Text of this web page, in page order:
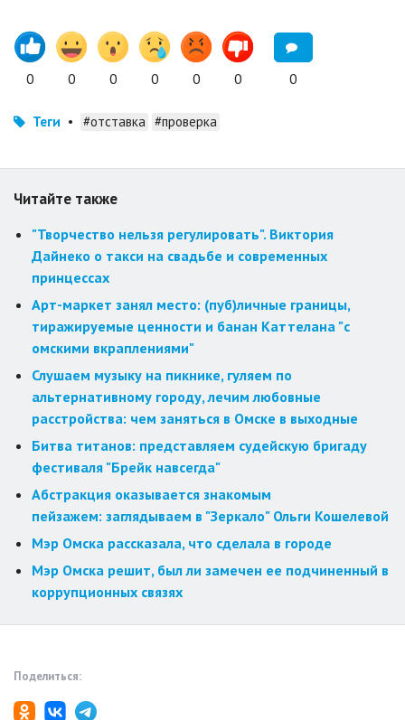
0 0 0 0 0 0 0
Теги • #отставка #проверка
Читайте также
"Творчество нельзя регулировать". Виктория
Дайнеко о такси на свадьбе и современных
принцессах
Арт-маркет занял место: (пуб)личные границы,
тиражируемые ценности и банан Каттелана "с
омскими вкраплениями"
Слушаем музыку на пикнике, гуляем по
альтернативному городу, лечим любовные
расстройства: чем заняться в Омске в выходные
Битва титанов: представляем судейскую бригаду
фестиваля "Брейк навсегда"
Абстракция оказывается знакомым
пейзажем: заглядываем в "Зеркало" Ольги Кошелевой
Мэр Омска рассказала, что сделала в городе
Мэр Омска решит, был ли замечен ее подчиненный в
коррупционных связях
Поделиться: